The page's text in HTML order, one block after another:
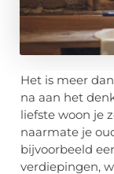
Het is meer
na aan het
liefste woon je
naarmate je
bijvoorbeeld
verdiepingen,